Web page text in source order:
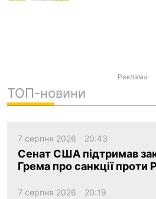
Реклама
ТОП-новини
7 серпня 2026 20:43
Сенат США підтримав
Грема про санкції проти
7 серпня 2026 20:19